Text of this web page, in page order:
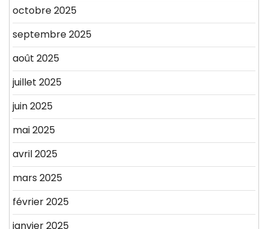
octobre 2025
septembre 2025
août 2025
juillet 2025
juin 2025
mai 2025
avril 2025
mars 2025
février 2025
janvier 2025